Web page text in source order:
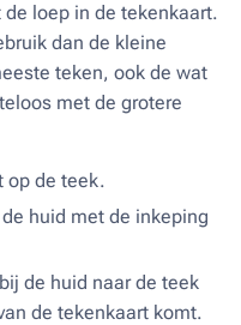
loep in de tekenkaart.
dan de kleine
teken, ook de wat
met de grotere
op de teek.
huid met de inkeping
de huid naar de teek
de tekenkaart komt.